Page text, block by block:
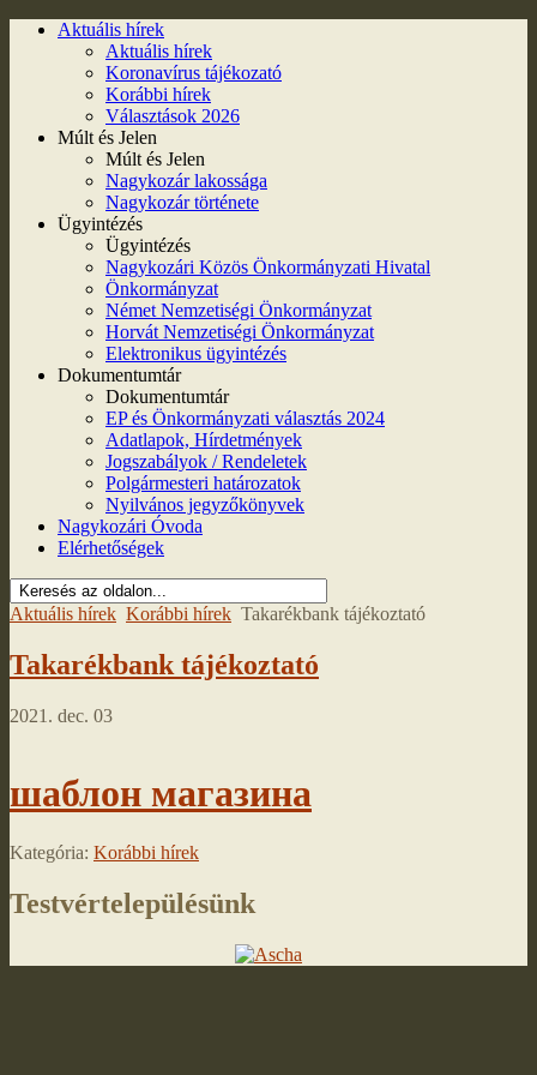
Aktuális hírek
Aktuális hírek
Koronavírus tájékozató
Korábbi hírek
Választások 2026
Múlt és Jelen
Múlt és Jelen
Nagykozár lakossága
Nagykozár története
Ügyintézés
Ügyintézés
Nagykozári Közös Önkormányzati Hivatal
Önkormányzat
Német Nemzetiségi Önkormányzat
Horvát Nemzetiségi Önkormányzat
Elektronikus ügyintézés
Dokumentumtár
Dokumentumtár
EP és Önkormányzati választás 2024
Adatlapok, Hírdetmények
Jogszabályok / Rendeletek
Polgármesteri határozatok
Nyilvános jegyzőkönyvek
Nagykozári Óvoda
Elérhetőségek
Aktuális hírek Korábbi hírek Takarékbank tájékoztató
Takarékbank tájékoztató
2021. dec. 03
шаблон магазина
Kategória: Korábbi hírek
Testvértelepülésünk